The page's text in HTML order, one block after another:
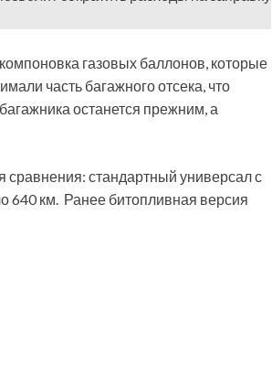
газовых баллонов, которые
часть багажного отсека, что
останется прежним, а
сравнения: стандартный универсал с
640 км. Ранее битопливная версия